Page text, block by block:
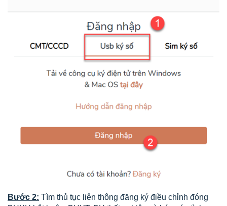
Bước 2: Tìm thủ tục liên thông đăng ký điều chỉnh đóng